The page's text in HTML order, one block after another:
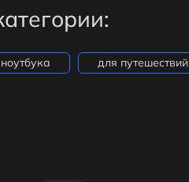
для путешествий